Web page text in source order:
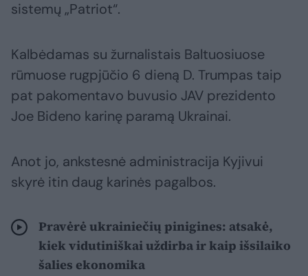
sistemų „Patriot“.
Kalbėdamas su žurnalistais Baltuosiuose
rūmuose rugpjūčio 6 dieną D. Trumpas taip
pat pakomentavo buvusio JAV prezidento
Joe Bideno karinę paramą Ukrainai.
Anot jo, ankstesnė administracija Kyjivui
skyrė itin daug karinės pagalbos.
Pravėrė ukrainiečių pinigines: atsakė,
kiek vidutiniškai uždirba ir kaip išsilaiko
šalies ekonomika